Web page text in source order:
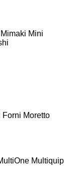
Mimaki Mini
Forni Moretto
Multiquip